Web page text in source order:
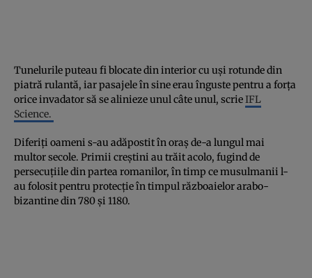
Tunelurile puteau fi blocate din interior cu uși rotunde din
piatră rulantă, iar pasajele în sine erau înguste pentru a forța
orice invadator să se alinieze unul câte unul, scrieIFL
Science.
Diferiți oameni s-au adăpostit în oraș de-a lungul mai
multor secole. Primii creștini au trăit acolo, fugind de
persecuțiile din partea romanilor, în timp ce musulmanii l-
au folosit pentru protecție în timpul războaielor arabo-
bizantine din 780 și 1180.